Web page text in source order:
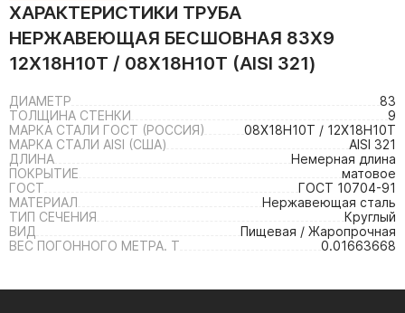
ХАРАКТЕРИСТИКИ ТРУБА
НЕРЖАВЕЮЩАЯ БЕСШОВНАЯ 83Х9
12Х18Н10Т / 08Х18Н10Т (AISI 321)
ДИАМЕТР
83
ТОЛЩИНА СТЕНКИ
9
МАРКА СТАЛИ ГОСТ (РОССИЯ)
08Х18Н10Т / 12Х18Н10Т
МАРКА СТАЛИ AISI (США)
AISI 321
ДЛИНА
Немерная длина
ПОКРЫТИЕ
матовое
ГОСТ
ГОСТ 10704-91
МАТЕРИАЛ
Нержавеющая сталь
ТИП СЕЧЕНИЯ
Круглый
ВИД
Пищевая / Жаропрочная
ВЕС ПОГОННОГО МЕТРА. Т
0.01663668